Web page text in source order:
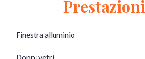
Prestazioni
Finestra alluminio
Doppi vetri